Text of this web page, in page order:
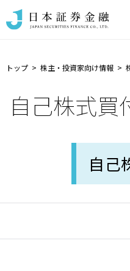
トップ 株主・投資家向け情報
自己株式買
自己